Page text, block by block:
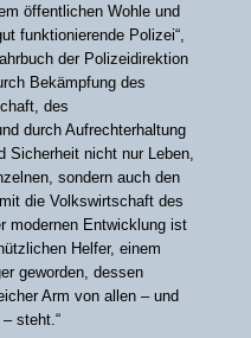
öffentlichen Wohle und
funktionierende Polizei“,
der Polizeidirektion
Bekämpfung des
des
durch Aufrechterhaltung
Sicherheit nicht nur Leben,
sondern auch den
die Volkswirtschaft des
modernen Entwicklung ist
Helfer, einem
geworden, dessen
Arm von allen – und
steht.“